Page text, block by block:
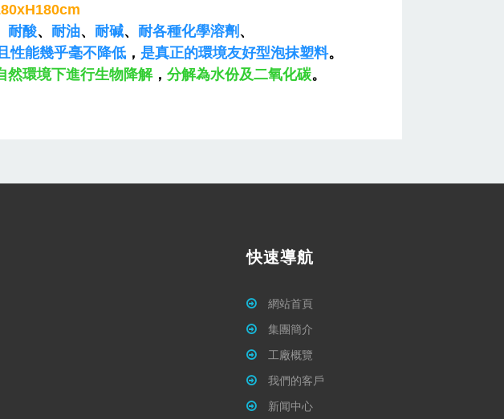
耐酸、 耐油、 耐碱、 耐各種化學溶劑 、
性能幾乎毫不降低， 是真正的環境友好型泡抹塑料。
然環境下進行生物降解， 分解為水份及二氧化碳。
快速導航
網站首頁
集團簡介
工廠概覽
我們的客戶
新闻中心